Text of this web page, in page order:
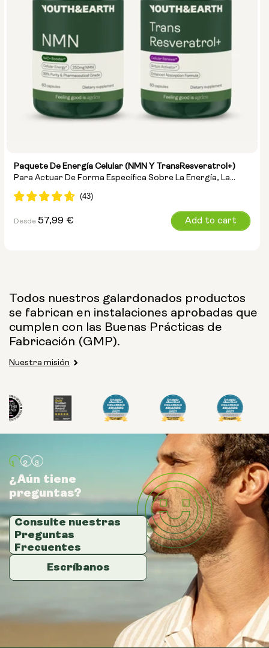
Paquete De Energía Celular (NMN Y TransResveratrol+)
Para Actuar De Forma Específica Sobre La Energía, La
Reparación Del ADN Y El Antienvejecimiento
Opciones:
Precio
Desde 57,99 € Add to cart
Todos nuestros galardonados productos
se fabrican en instalaciones aprobadas que
cumplen con las Buenas Prácticas de
Fabricación (GMP).
Nuestra misión
¿Aún tiene
preguntas?
Consulte nuestras
Preguntas
Frecuentes
Escríbanos
¿Aún tiene
preguntas?
Consulte nuestras
Preguntas
Frecuentes
Escríbanos
¿Aún tiene
preguntas?
Consulte nuestras
Preguntas
Frecuentes
Escríbanos